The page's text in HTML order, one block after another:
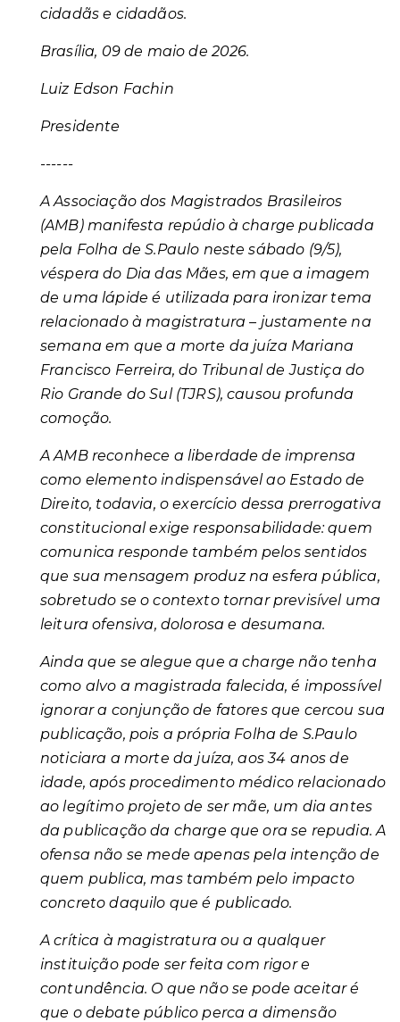
cidadãs e cidadãos.
Brasília, 09 de maio de 2026.
Luiz Edson Fachin
Presidente
------
A Associação dos Magistrados Brasileiros
(AMB) manifesta repúdio à charge publicada
pela Folha de S.Paulo neste sábado (9/5),
véspera do Dia das Mães, em que a imagem
de uma lápide é utilizada para ironizar tema
relacionado à magistratura – justamente na
semana em que a morte da juíza Mariana
Francisco Ferreira, do Tribunal de Justiça do
Rio Grande do Sul (TJRS), causou profunda
comoção.
A AMB reconhece a liberdade de imprensa
como elemento indispensável ao Estado de
Direito, todavia, o exercício dessa prerrogativa
constitucional exige responsabilidade: quem
comunica responde também pelos sentidos
que sua mensagem produz na esfera pública,
sobretudo se o contexto tornar previsível uma
leitura ofensiva, dolorosa e desumana.
Ainda que se alegue que a charge não tenha
como alvo a magistrada falecida, é impossível
ignorar a conjunção de fatores que cercou sua
publicação, pois a própria Folha de S.Paulo
noticiara a morte da juíza, aos 34 anos de
idade, após procedimento médico relacionado
ao legítimo projeto de ser mãe, um dia antes
da publicação da charge que ora se repudia. A
ofensa não se mede apenas pela intenção de
quem publica, mas também pelo impacto
concreto daquilo que é publicado.
A crítica à magistratura ou a qualquer
instituição pode ser feita com rigor e
contundência. O que não se pode aceitar é
que o debate público perca a dimensão